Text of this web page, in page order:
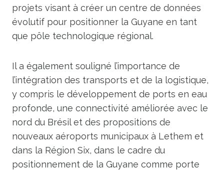
projets visant à créer un centre de données
évolutif pour positionner la Guyane en tant
que pôle technologique régional.
Il a également souligné l’importance de
l’intégration des transports et de la logistique,
y compris le développement de ports en eau
profonde, une connectivité améliorée avec le
nord du Brésil et des propositions de
nouveaux aéroports municipaux à Lethem et
dans la Région Six, dans le cadre du
positionnement de la Guyane comme porte